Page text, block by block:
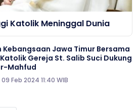
Katolik Meninggal Dunia
Kebangsaan Jawa Timur Bersama
Gereja St. Salib Suci Dukung
Mahfud
Feb 2024 11:40 WIB